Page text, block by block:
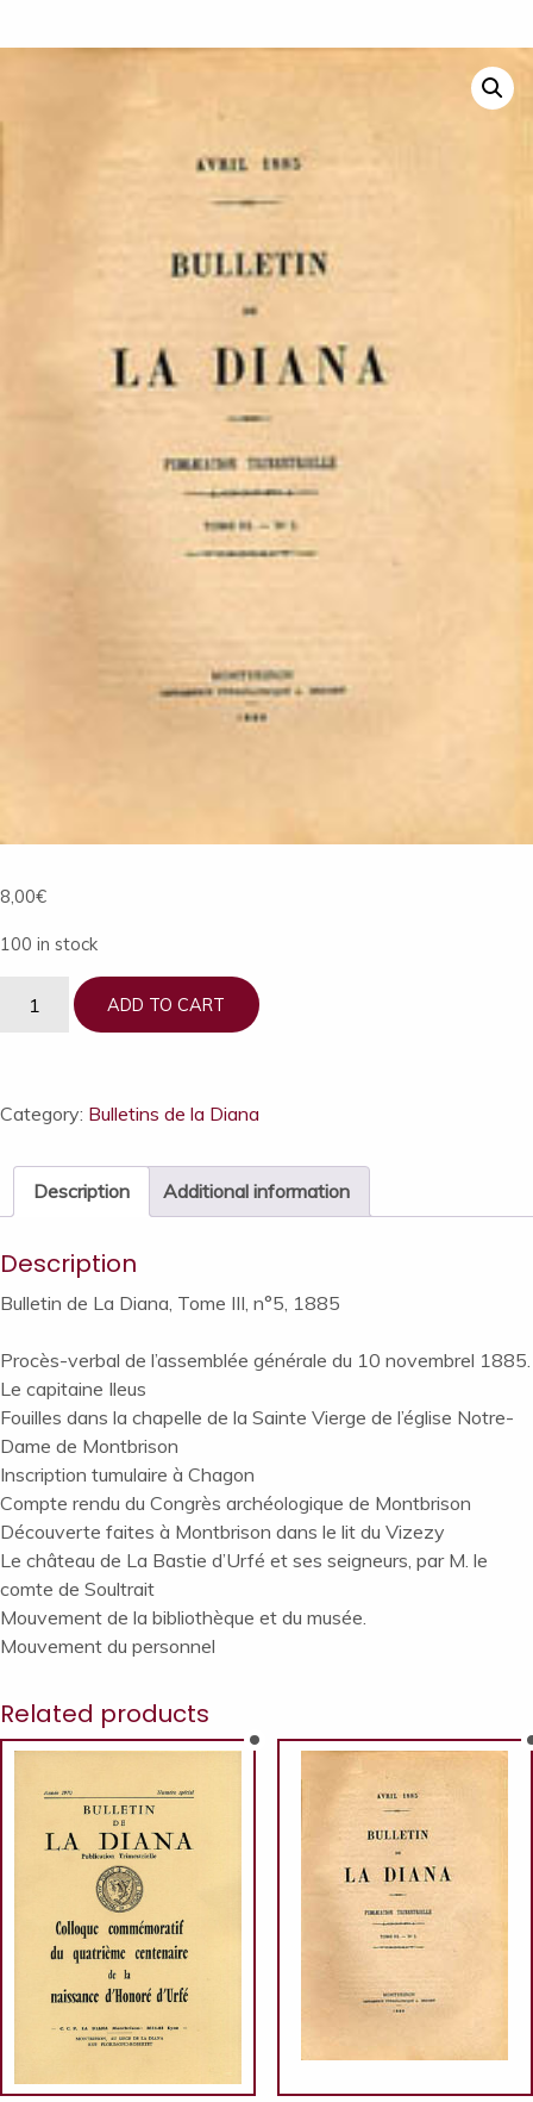
8,00€
100 in stock
Tome
n°5,
1885
ADD TO CART
Category: Bulletins de la Diana
Description Additional information
Description
Bulletin de La Diana, Tome III, n°5, 1885
Procès-verbal de l’assemblée générale du 10 novembrel 1885.
Le capitaine Ileus
Fouilles dans la chapelle de la Sainte Vierge de l’église Notre-
Dame de Montbrison
Inscription tumulaire à Chagon
Compte rendu du Congrès archéologique de Montbrison
Découverte faites à Montbrison dans le lit du Vizezy
Le château de La Bastie d’Urfé et ses seigneurs, par M. le
comte de Soultrait
Mouvement de la bibliothèque et du musée.
Mouvement du personnel
Related products